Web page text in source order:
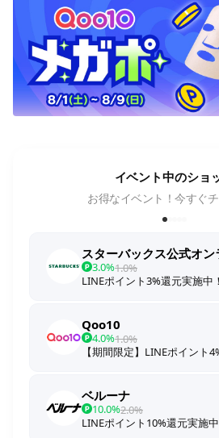
イベント中のショ
お得なイベント！今すぐチ
3.0%1.0%
LINEポイント3%還元実施中！
Qoo10
4.0%1.0%
ベルーナ
10.0%2.0%
LINEポイント10%還元実施中